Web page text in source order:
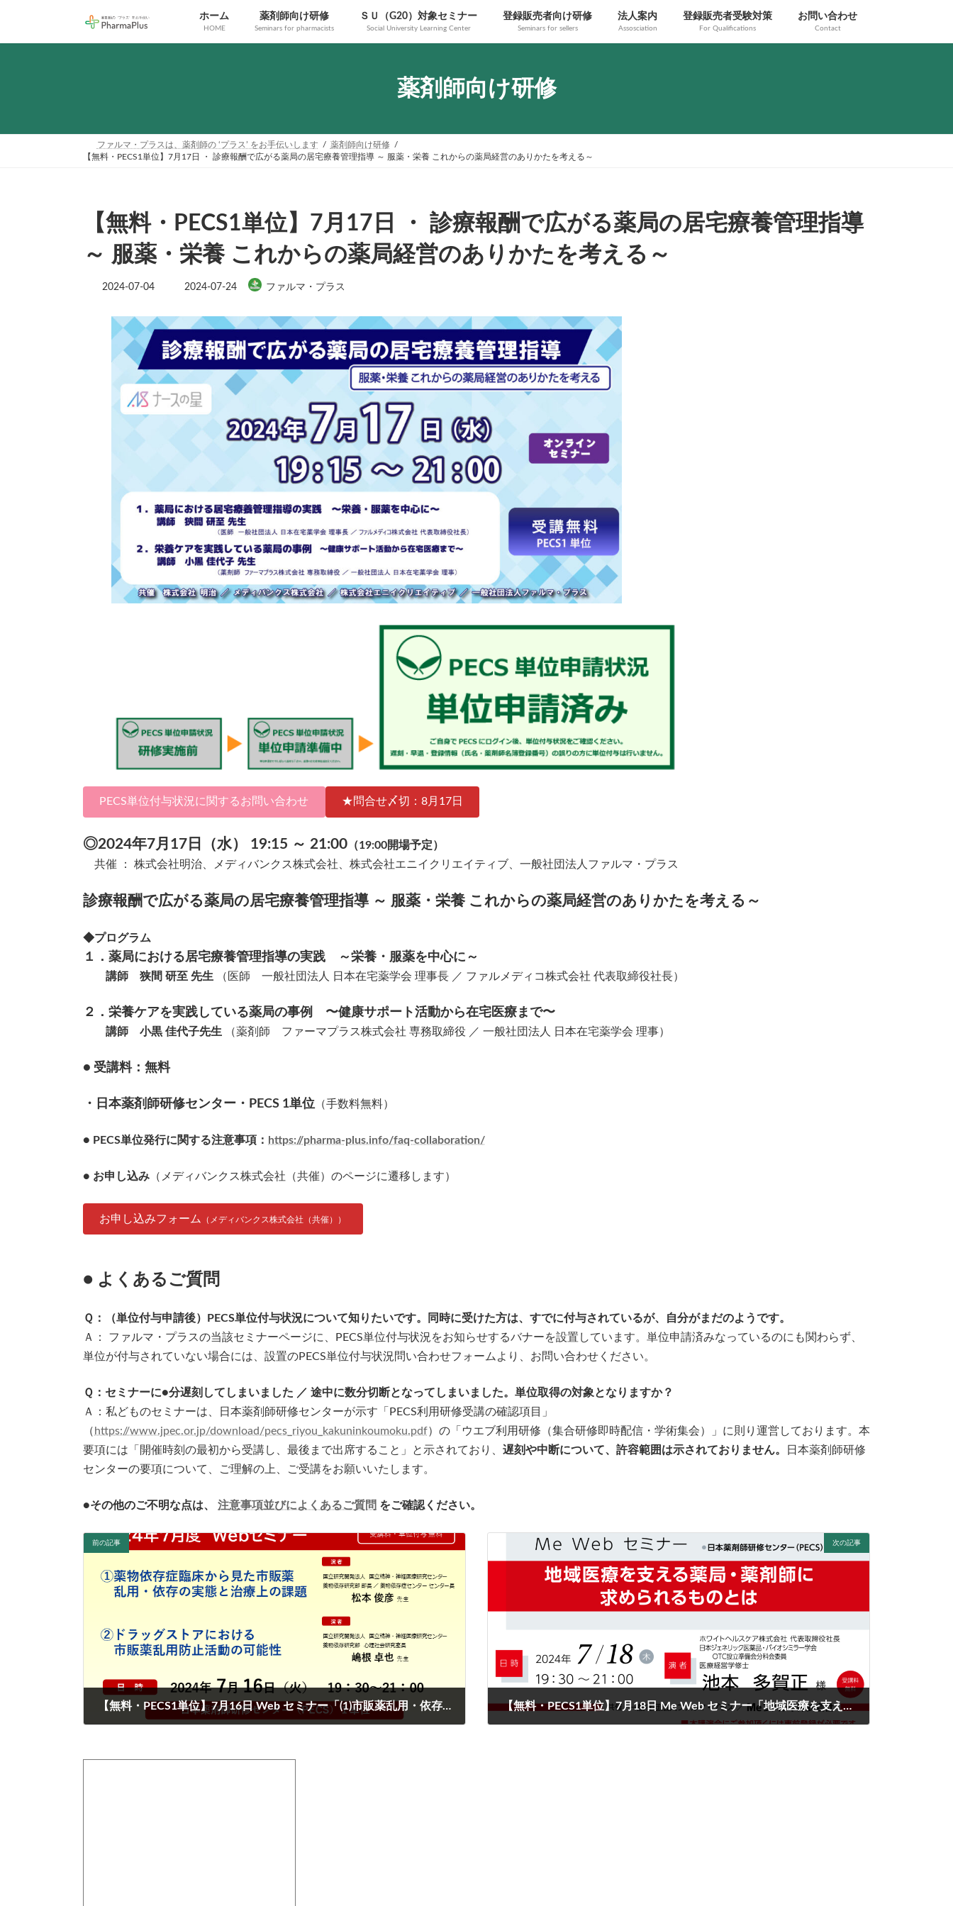
ホーム
HOME
薬剤師向け研修
Seminars for pharmacists
ＳＵ（G20）対象セミナー
Social University Learning Center
登録販売者向け研修
Seminars for sellers
法人案内
Assosciation
登録販売者受験対策
For Qualifications
お問い合わせ
Contact
薬剤師向け研修
ファルマ・プラスは、薬剤師の ‘プラス’ をお手伝いします
薬剤師向け研修
【無料・PECS1単位】7月17日 ・ 診療報酬で広がる薬局の居宅療養管理指導 ～ 服薬・栄養 これからの薬局経営のありかたを考える～
【無料・PECS1単位】7月17日 ・ 診療報酬で広がる薬局の居宅療養管理指導
～ 服薬・栄養 これからの薬局経営のありかたを考える～
2024-07-04
最
日
時
:
2024-07-24 ファルマ・プラス
PECS単位付与状況に関するお問い合わせ ★問合せ〆切：8月17日
◎2024年7月17日（水） 19:15 ～ 21:00 （19:00開場予定）
共催 ： 株式会社明治、メディバンクス株式会社、株式会社エニイクリエイティブ、一般社団法人ファルマ・プラス
診療報酬で広がる薬局の居宅療養管理指導 ～ 服薬・栄養 これからの薬局経営のありかたを考える～
◆プログラム
１．薬局における居宅療養管理指導の実践 ～栄養・服薬を中心に～
講師 狭間 研至 先生 （医師 一般社団法人 日本在宅薬学会 理事長 ／ ファルメディコ株式会社 代表取締役社長）
２．栄養ケアを実践している薬局の事例 〜健康サポート活動から在宅医療まで〜
講師 小黒 佳代子先生 （薬剤師 ファーマプラス株式会社 専務取締役 ／ 一般社団法人 日本在宅薬学会 理事）
● 受講料：無料
・日本薬剤師研修センター・PECS 1単位 （手数料無料）
● PECS単位発行に関する注意事項： https://pharma-plus.info/faq-collaboration/
● お申し込み （メディバンクス株式会社（共催）のページに遷移します）
お申し込みフォーム （メディバンクス株式会社（共催））
● よくあるご質問
Ｑ：（単位付与申請後）PECS単位付与状況について知りたいです。同時に受けた方は、すでに付与されているが、自分がまだのようです。
Ａ： ファルマ・プラスの当該セミナーページに、PECS単位付与状況をお知らせするバナーを設置しています。単位申請済みなっているのにも関わらず、
単位が付与されていない場合には、設置のPECS単位付与状況問い合わせフォームより、お問い合わせください。
Ｑ：セミナーに●分遅刻してしまいました ／ 途中に数分切断となってしまいました。単位取得の対象となりますか？
Ａ：私どものセミナーは、日本薬剤師研修センターが示す「PECS利用研修受講の確認項目」
（ https://www.jpec.or.jp/download/pecs_riyou_kakuninkoumoku.pdf）の「ウエブ利用研修（集合研修即時配信・学術集会）」に則り運営しております。本
要項には「開催時刻の最初から受講し、最後まで出席すること」と示されており、 遅刻や中断について、許容範囲は示されておりません。
日本薬剤師研修
センターの要項について、ご理解の上、ご受講をお願いいたします。
●その他のご不明な点は、 注意事項並びによくあるご質問 をご確認ください。
前の記事
【無料・PECS1単位】7月16日 Web セミナー「(1)市販薬乱用・依存の実態と治療上の課題／(2)ドラッグストアにおける市販薬乱用防止活動」
次の記事
【無料・PECS1単位】7月18日 Me Web セミナー「地域医療を支える薬局・薬剤師に求められるものとは」